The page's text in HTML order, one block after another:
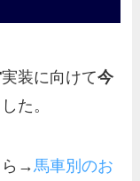
実装に向けて今
た。
ら→馬車別のお